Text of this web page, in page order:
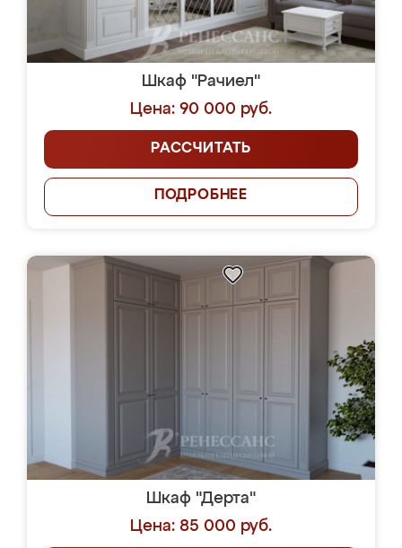
Шкаф "Рачиел"
Цена: 90 000 руб.
РАССЧИТАТЬ
ПОДРОБНЕЕ
Шкаф "Дерта"
Цена: 85 000 руб.